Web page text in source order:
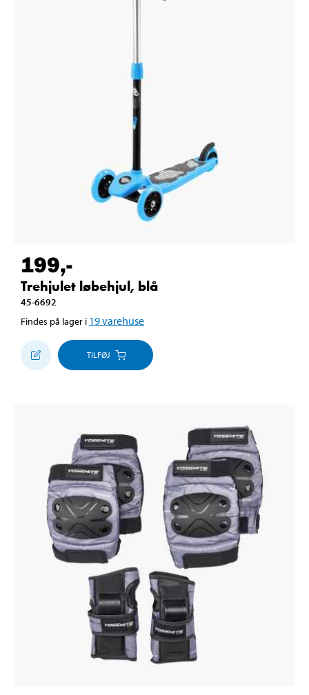
199,-
Trehjulet løbehjul, blå
45-6692
Findes på lager i 19varehuse
TILFØJ